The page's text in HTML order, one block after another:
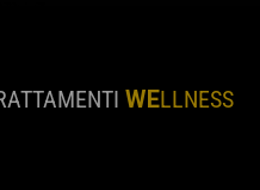
WELLNESS